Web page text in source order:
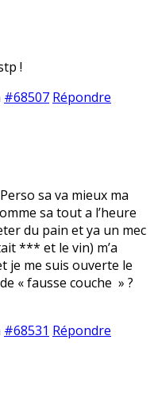
!
#68507 Répondre
sa va mieux ma
sa tout a l’heure
du pain et ya un mec
*** et le vin) m’a
je me suis ouverte le
« fausse couche » ?
#68531 Répondre